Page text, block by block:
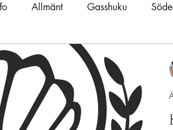
Allmänt Gasshuku